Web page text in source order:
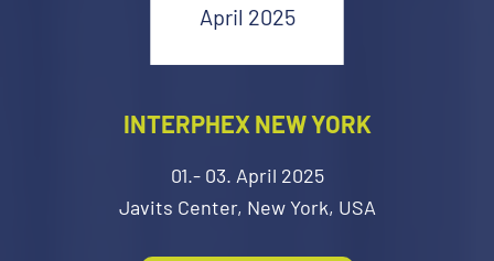
April 2025
INTERPHEX NEW YORK
01.- 03. April 2025
Javits Center, New York, USA